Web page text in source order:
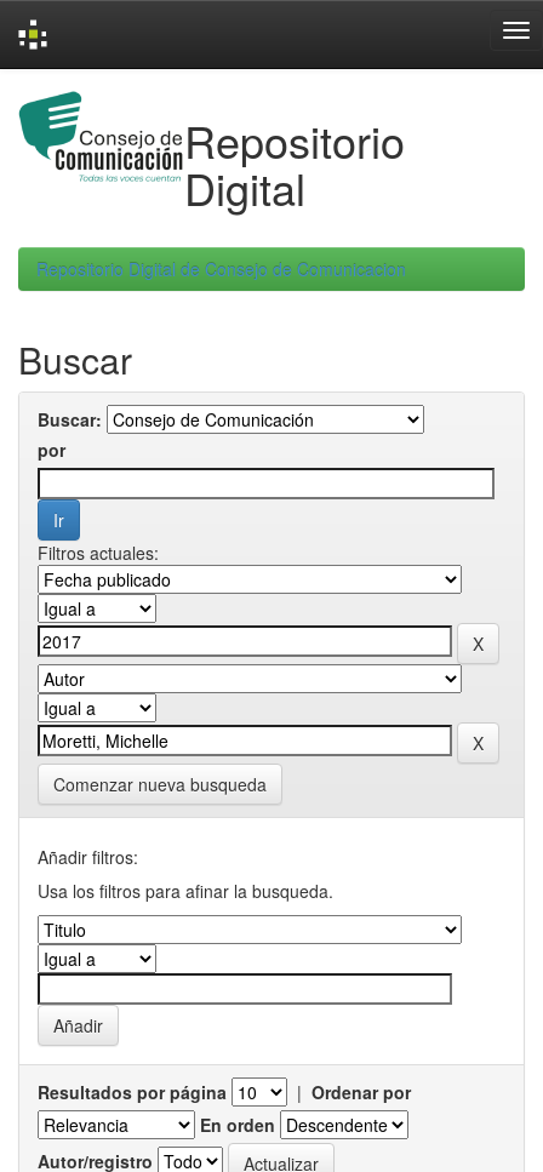
navigation
Repositorio
Digital
Repositorio Digital de Consejo de Comunicacion
Buscar
Buscar:
por
Filtros actuales:
Comenzar nueva busqueda
Añadir filtros:
Usa los filtros para afinar la busqueda.
Resultados por página | Ordenar por
En orden
Autor/registro